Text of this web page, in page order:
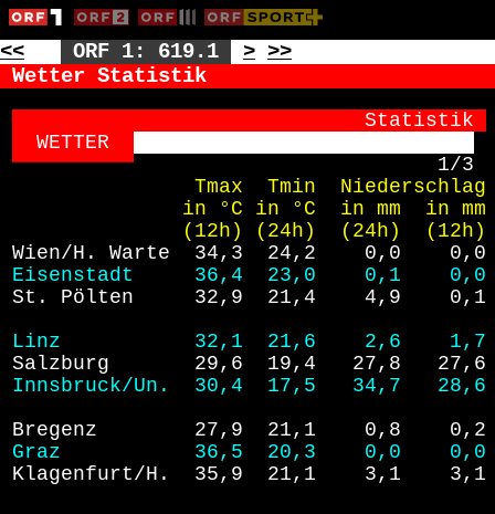
<< ORF 1: 619.1 > >>
Wetter Statistik
                           Statistik
WETTER
1/3
               Tmax  Tmin  Niederschlag
              in °C in °C  in mm  in mm
              (12h) (24h)  (24h)  (12h)
Wien/H. Warte  34,3  24,2    0,0    0,0
Eisenstadt     36,4  23,0    0,1    0,0
St. Pölten     32,9  21,4    4,9    0,1
Linz           32,1  21,6    2,6    1,7
Salzburg       29,6  19,4   27,8   27,6
Innsbruck/Un.  30,4  17,5   34,7   28,6
Bregenz        27,9  21,1    0,8    0,2
Graz           36,5  20,3    0,0    0,0
Klagenfurt/H.  35,9  21,1    3,1    3,1